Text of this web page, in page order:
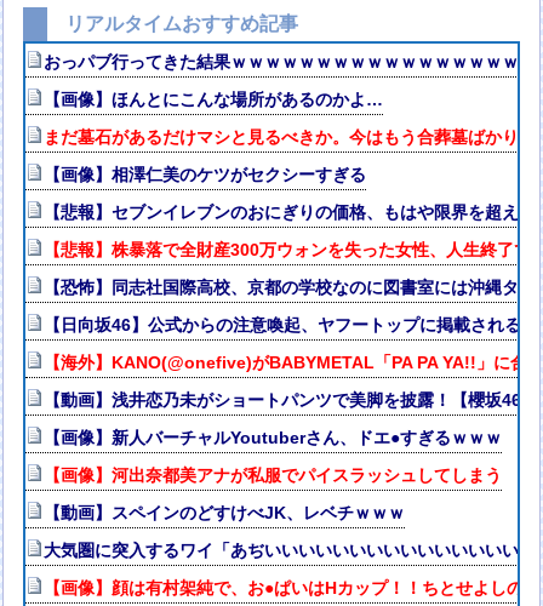
リアルタイムおすすめ記事
おっパブ行ってきた結果ｗｗｗｗｗｗｗｗｗｗｗｗｗｗｗｗｗｗ
【画像】ほんとにこんな場所があるのかよ…
まだ墓石があるだけマシと見るべきか。今はもう合葬墓ばかり
【画像】相澤仁美のケツがセクシーすぎる
【悲報】セブンイレブンのおにぎりの価格、もはや限界を超える
【悲報】株暴落で全財産300万ウォンを失った女性、人生終了で
【恐怖】同志社国際高校、京都の学校なのに図書室には沖縄タ
【日向坂46】公式からの注意喚起、ヤフートップに掲載される
【海外】KANO(@onefive)がBABYMETAL「PA PA YA!!」に合
【動画】浅井恋乃未がショートパンツで美脚を披露！【櫻坂46】
【画像】新人バーチャルYoutuberさん、ドエ●すぎるｗｗｗ
【画像】河出奈都美アナが私服でパイスラッシュしてしまう
【動画】スペインのどすけべJK、レベチｗｗｗ
大気圏に突入するワイ「あぢいいいいいいいいいいいいいいいい
【画像】顔は有村架純で、お●ぱいはHカップ！！ちとせよしの